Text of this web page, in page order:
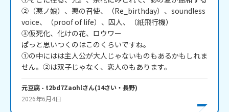
②（悪ノ娘）、悪の召使、（Re_birthday）、soundless
voice、（proof of life）、囚人、（紙飛行機）
③仮死化、化けの花、ロウワー
ぱっと思いつくのはこのくらいですね。
①の中にはは主人公が大人じゃないものもあるかもしれま
せん。②は双子じゃなく、恋人のもあります。
元豆腐 - t2bd7Zaohlさん(14さい・ 長野)
2026年6月4日